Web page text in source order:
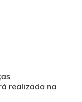
realizada na